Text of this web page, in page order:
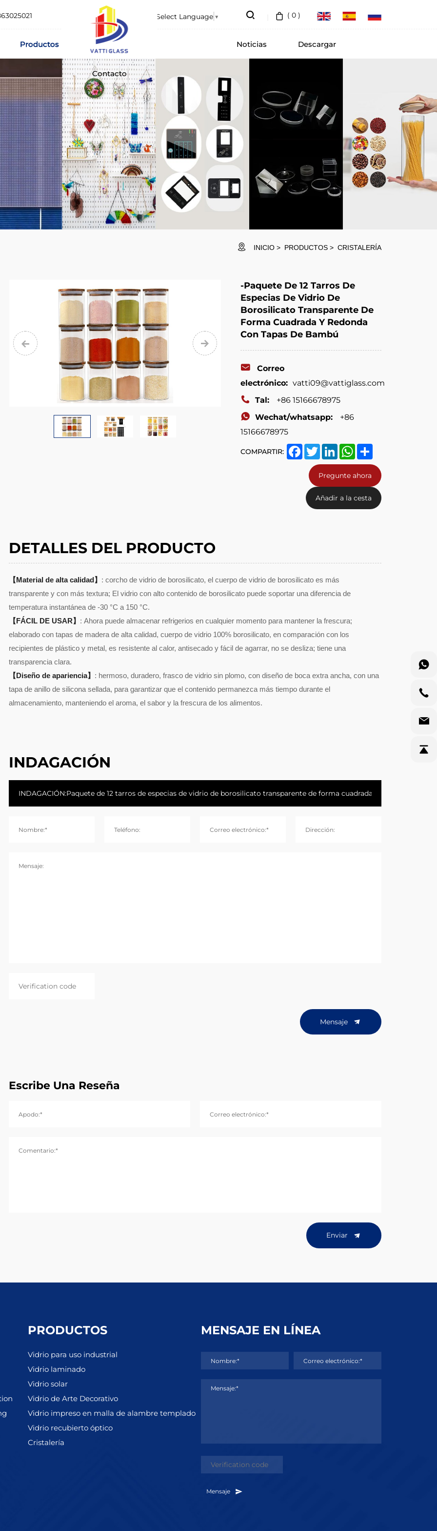
Select Language ▼ ( 0 )
Productos Noticias Descargar
Contacto
INICIO PRODUCTOS CRISTALERÍA
-Paquete De 12 Tarros De
Especias De Vidrio De
Borosilicato Transparente De
Forma Cuadrada Y Redonda
Con Tapas De Bambú
Correo
electrónico: vatti09@vattiglass.com
Tal:
+86 15166678975
Wechat/whatsapp:
+86
15166678975
COMPARTIR: Facebook
TwitterLinkedInWhatsApp
Share
Pregunte ahora
Añadir a la cesta
DETALLES DEL PRODUCTO
【Material de alta calidad】 : corcho de vidrio de borosilicato, el cuerpo de vidrio de borosilicato es más
transparente y con más textura; El vidrio con alto contenido de borosilicato puede soportar una diferencia de
temperatura instantánea de -30 °C a 150 °C.
【FÁCIL DE USAR】 : Ahora puede almacenar refrigerios en cualquier momento para mantener la frescura;
elaborado con tapas de madera de alta calidad, cuerpo de vidrio 100% borosilicato, en comparación con los
recipientes de plástico y metal, es resistente al calor, antisecado y fácil de agarrar, no se desliza; tiene una
transparencia clara.
【Diseño de apariencia】 : hermoso, duradero, frasco de vidrio sin plomo, con diseño de boca extra ancha, con una
tapa de anillo de silicona sellada, para garantizar que el contenido permanezca más tiempo durante el
almacenamiento, manteniendo el aroma, el sabor y la frescura de los alimentos.
INDAGACIÓN
Nombre:* Teléfono: Correo electrónico:* Dirección:
Mensaje:
Mensaje
Escribe Una Reseña
Apodo:* Correo electrónico:*
Comentario:*
Enviar
PRODUCTOS
Vidrio para uso industrial
Vidrio laminado
Vidrio solar
Vidrio de Arte Decorativo
Vidrio impreso en malla de alambre templado
Vidrio recubierto óptico
Cristalería
MENSAJE EN LÍNEA
Nombre:* Correo electrónico:*
Mensaje:*
Mensaje